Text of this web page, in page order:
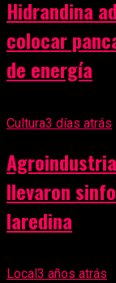
Hidrandina
colocar
de energía
Cultura3 días atrás
llevaron
laredina
Local 3 años atrás